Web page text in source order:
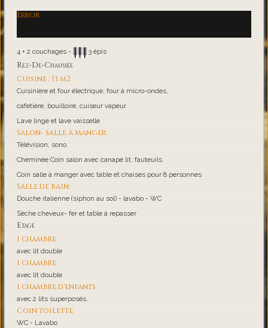
Error
4 + 2 couchages - 3 épis
Rez-De-Chaussée
Cuisine : 13 m2
Cuisinière et four électrique, four à micro-ondes,
cafetière, bouilloire, cuiseur vapeur
Lave linge et lave vaisselle
Salon- salle à manger:
Télévision, sono.
Cheminée Coin salon avec canapé lit, fauteuils
Coin salle à manger avec table et chaises pour 8 personnes
Salle de bain:
Douche italienne (siphon au sol) - lavabo - WC
Sèche cheveux- fer et table à repasser
Etage
1 chambre
avec lit double
1 chambre
avec lit double
1 chambre d'enfants
avec 2 lits superposés.
Coin toilette
WC - Lavabo